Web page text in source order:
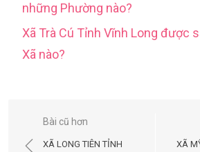
những Phường nào?
Xã Trà Cú Tỉnh Vĩnh Long được
Xã nào?
Điều
hướng
Bài cũ hơn
XÃ LONG TIÊN TỈNH
XÃ